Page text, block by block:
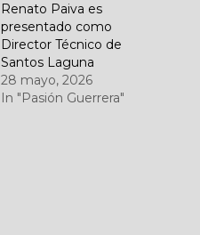
Renato Paiva es
presentado como
Director Técnico de
Santos Laguna
28 mayo, 2026
In "Pasión Guerrera"